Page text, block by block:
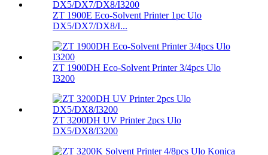
ZT 1900E Eco-Solvent Printer 1pc Ulo
DX5/DX7/DX8/I...
ZT 1900DH Eco-Solvent Printer 3/4pcs Ulo
I3200
ZT 3200DH UV Printer 2pcs Ulo
DX5/DX8/I3200